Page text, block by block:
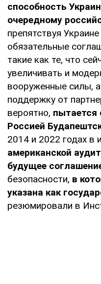
способность
очередному
препятствуя
обязательные
такие как те, что
увеличивать и
вооруженные силы,
поддержку от
вероятно, пытается
Россией
2014 и 2022 годах в
американской
будущее
безопасности, в
указана как
резюмировали в